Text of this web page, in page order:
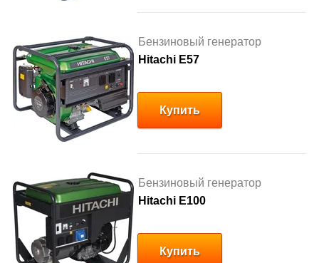
Бензиновый генератор
Hitachi E57
Купить
Бензиновый генератор
Hitachi E100
Купить